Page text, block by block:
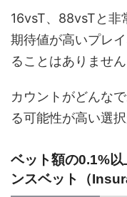
16vsT、88vsTと非
期待値が高いプレ
ることはありません
カウントがどんな
る可能性が高い選択
ベット額の0.1%
ンスベット（